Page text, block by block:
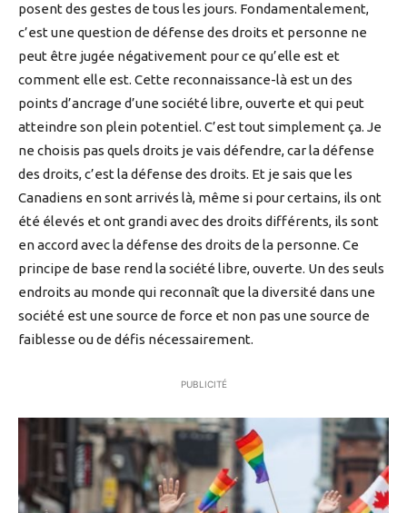
posent des gestes de tous les jours. Fondamentalement,
c’est une question de défense des droits et personne ne
peut être jugée négativement pour ce qu’elle est et
comment elle est. Cette reconnaissance-là est un des
points d’ancrage d’une société libre, ouverte et qui peut
atteindre son plein potentiel. C’est tout simplement ça. Je
ne choisis pas quels droits je vais défendre, car la défense
des droits, c’est la défense des droits. Et je sais que les
Canadiens en sont arrivés là, même si pour certains, ils ont
été élevés et ont grandi avec des droits différents, ils sont
en accord avec la défense des droits de la personne. Ce
principe de base rend la société libre, ouverte. Un des seuls
endroits au monde qui reconnaît que la diversité dans une
société est une source de force et non pas une source de
faiblesse ou de défis nécessairement.
PUBLICITÉ